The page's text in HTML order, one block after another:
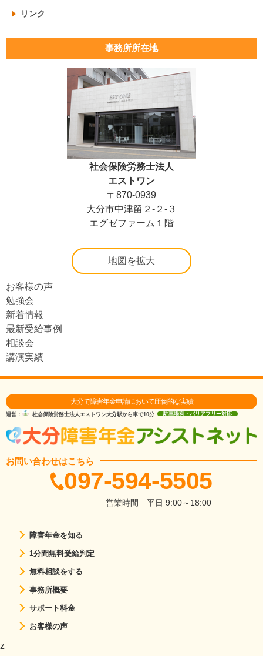
リンク
事務所所在地
社会保険労務士法人
エストワン
〒870-0939
大分市中津留２-２-３
エグゼファーム１階
地図を拡大
お客様の声
勉強会
新着情報
最新受給事例
相談会
講演実績
大分で障害年金申請において圧倒的な実績
運営： 社会保険労務士法人エストワン大分駅から車で10分 駐車場有・バリアフリー対応
お問い合わせはこちら
097-594-5505
営業時間 平日 9:00～18:00
障害年金を知る
1分間無料受給判定
無料相談をする
事務所概要
サポート料金
お客様の声
z